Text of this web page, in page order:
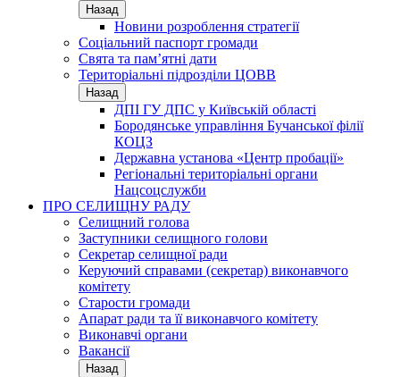
Назад
Новини розроблення стратегії
Соціальний паспорт громади
Свята та пам’ятні дати
Територіальні підрозділи ЦОВВ
Назад
ДПІ ГУ ДПС у Київській області
Бородянське управління Бучанської філії
КОЦЗ
Державна установа «Центр пробації»
Регіональні територіальні органи
Нацсоцслужби
ПРО СЕЛИЩНУ РАДУ
Селищний голова
Заступники селищного голови
Секретар селищної ради
Керуючий справами (секретар) виконавчого
комітету
Старости громади
Апарат ради та її виконавчого комітету
Виконавчі органи
Вакансії
Назад